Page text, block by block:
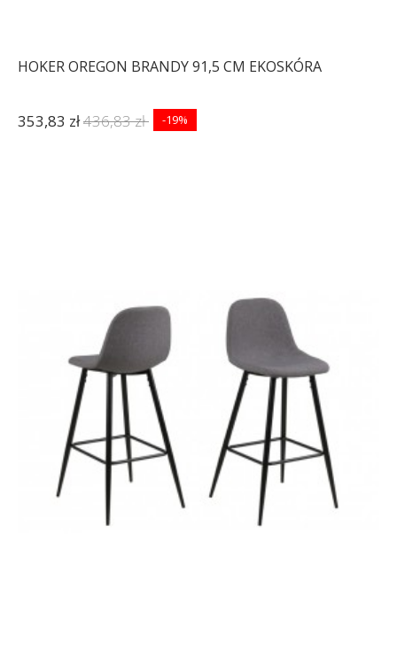
HOKER OREGON BRANDY 91,5 CM EKOSKÓRA
353,83 zł436,83 zł -19%